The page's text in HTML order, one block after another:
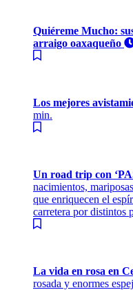
Quiéreme Mucho:
arraigo oaxaqueño
Los mejores
min.
Un road trip con
nacimientos,
que enriquecen el
carretera por distintos
La vida en rosa en
rosada y enormes